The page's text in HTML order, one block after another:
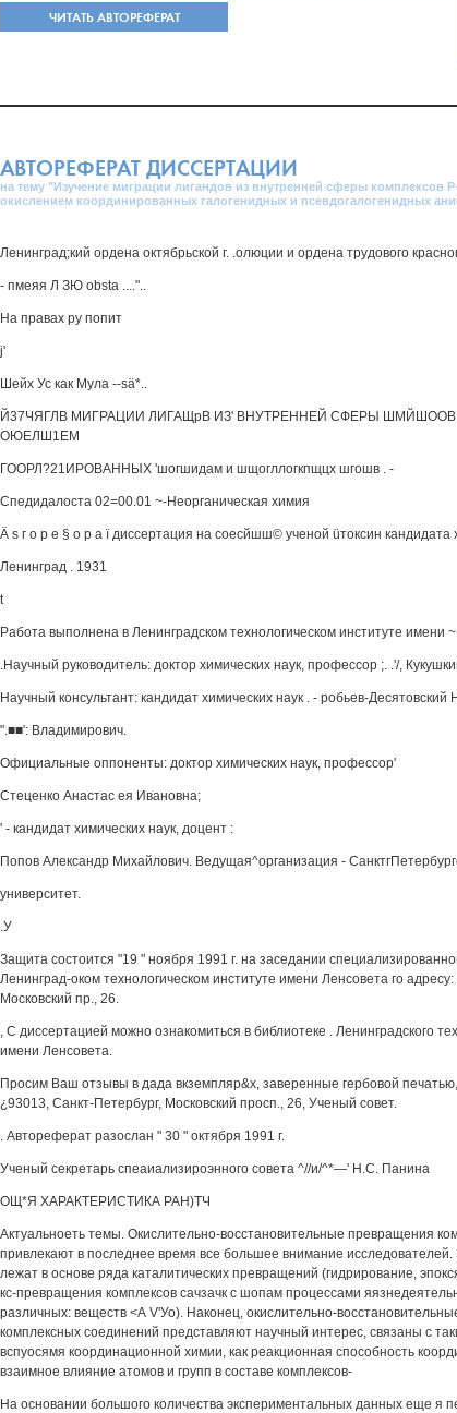
ЧИТАТЬ АВТОРЕФЕРАТ
АВТОРЕФЕРАТ ДИССЕРТАЦИИ
на тему "Изучение миграции лигандов из внутренней сферы комплексов
окислением координированных галогенидных и псевдогалогенидных
Ленинград;кий ордена октябрьской г. .олюции и ордена трудового
- пмеяя Л ЗЮ obsta ...."..
На правах ру попит
j'
Шейх Ус как Мула --sä*..
Й37ЧЯГЛВ МИГРАЦИИ ЛИГАЩрВ ИЗ' ВНУТРЕННЕЙ СФЕРЫ
ОЮЕЛШ1ЕМ
ГООРЛ?21ИРОВАННЫХ 'шогшидам и шщогллогкпщцх шгошв . -
Спедидалоста 02=00.01 ~-Неорганическая химия
Ä s г о р е § о р a ï диссертация на соесйшш© ученой üтоксин кандидата
Ленинград . 1931
t
Работа выполнена в Ленинградском технологическом институте имени
.Научный руководитель: доктор химических наук, профессор ;. .'/,
Научный консультант: кандидат химических наук . - робьев-Десятовский
".■■': Владимирович.
Официальные оппоненты: доктор химических наук, профессор'
Стеценко Анастас ея Ивановна;
' - кандидат химических наук, доцент :
Попов Александр Михайлович. Ведущая^организация -
университет.
.У
Защита состоится "19 " ноября 1991 г. на заседании
Ленинград-оком технологическом институте имени Ленсовета го
Московский пр., 26.
, С диссертацией можно ознакомиться в библиотеке . Ленинградского
имени Ленсовета.
Просим Ваш отзывы в дада вкземпляр&х, заверенные гербовой
¿93013, Санкт-Петербург, Московский просп., 26, Ученый совет.
. Автореферат разослан " 30 " октября 1991 г.
Ученый секретарь спеаиализироэнного совета ^//и/^*—' Н.С. Панина
ОЩ*Я ХАРАКТЕРИСТИКА РАН)ТЧ
Актуальноеть темы. Окислительно-восстановительные превращения
привлекают в последнее время все большее внимание исследователей.
лежат в основе ряда каталитических превращений (гидрирование,
кс-превращения комплексов сачзачк с шопам процессами
различных: веществ <А V'Уо). Наконец, окислительно-
комплексных соединений представляют научный интерес, связаны с
вспуосямя координационной химии, как реакционная способность
взаимное влияние атомов и групп в составе комплексов-
На основании большого количества экспериментальных данных еще я